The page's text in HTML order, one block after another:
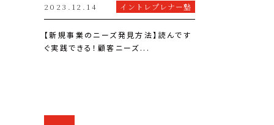
2023.12.14 イントレプレナー塾
【新規事業のニーズ発見方法】読んです
ぐ実践できる！顧客ニーズ...